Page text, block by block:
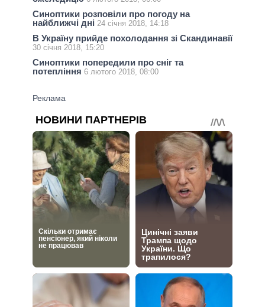
Синоптики розповіли про погоду на
найближчі дні 24 січня 2018, 14:18
В Україну прийде похолодання зі Скандинавії
30 січня 2018, 15:20
Синоптики попередили про сніг та
потепління 6 лютого 2018, 08:00